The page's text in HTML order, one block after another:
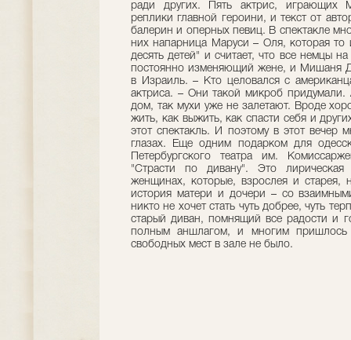
ради других. Пять актрис, играющих
реплики главной героини, и текст от
балерин и оперных певиц. В спектакле
них напарница Маруси – Оля, которая
десять детей" и считает, что все немцы
постоянно изменяющий жене, и Мишаня
в Израиль. – Кто целовался с
актриса. – Они такой микроб придумали.
дом, так мухи уже не залетают. Вроде
жить, как выжить, как спасти себя и
этот спектакль. И поэтому в этот вечер
глазах. Еще одним подарком для
Петербургского театра им.
"Страсти по дивану". Это
женщинах, которые, взрослея и старея,
история матери и дочери – со
никто не хочет стать чуть добрее, чуть
старый диван, помнящий все радости и
полным аншлагом, и многим пришлось
свободных мест в зале не было.